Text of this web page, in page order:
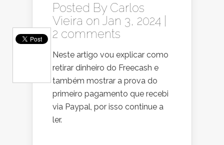
Posted By Carlos
Vieira on Jan 3, 2024 |
2 comments
Neste artigo vou explicar como
retirar dinheiro do Freecash e
também mostrar a prova do
primeiro pagamento que recebi
via Paypal, por isso continue a
ler.